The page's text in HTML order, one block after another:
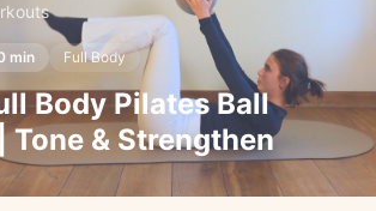
min Full Body
Body Pilates Ball
Tone & Strengthen